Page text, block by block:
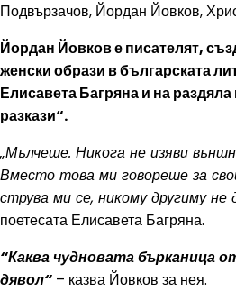
Подвързачов, Йордан Йовков,
Йордан Йовков е писателят,
женски образи в българската
Елисавета Багряна и на
разкази“.
„Мълчеше. Никога не изяви
Вместо това ми говореше за
струва ми се, никому другиму не
поетесата Елисавета Багряна.
“Каква чудновата бърканица
дявол“ – казва Йовков за нея.